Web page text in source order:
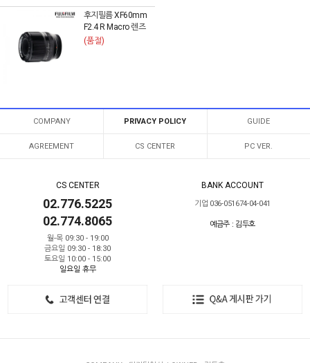
후지필름 XF60mm
F2.4 R Macro 렌즈
(품절)
COMPANY PRIVACY POLICY GUIDE
AGREEMENT CS CENTER PC VER.
CS CENTER
02.776.5225
02.774.8065
월-목 09:30 - 19:00
금요일 09:30 - 18:30
토요일 10:00 - 15:00
일요일 휴무
BANK ACCOUNT
기업 036-051674-04-041
예금주 : 김두호